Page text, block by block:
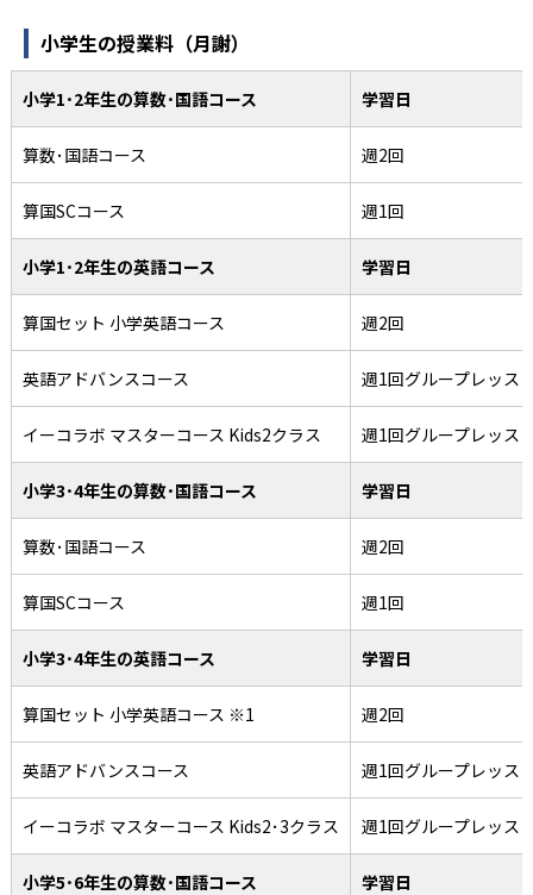
小学生の授業料（月謝）
小学1･2年生の算数･国語コース 学習日
算数･国語コース 週2回
算国SCコース 週1回
小学1･2年生の英語コース 学習日
算国セット 小学英語コース 週2回
英語アドバンスコース 週1回グループレッス
イーコラボ マスターコース Kids2クラス 週1回グループレッス
小学3･4年生の算数･国語コース 学習日
算数･国語コース 週2回
算国SCコース 週1回
小学3･4年生の英語コース 学習日
算国セット 小学英語コース ※1 週2回
英語アドバンスコース 週1回グループレッス
イーコラボ マスターコース Kids2･3クラス 週1回グループレッス
小学5･6年生の算数･国語コース 学習日